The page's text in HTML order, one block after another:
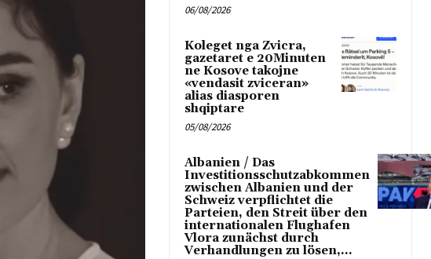
06/08/2026
Koleget nga Zvicra,
gazetaret e 20Minuten
ne Kosove takojne
«vendasit zviceran»
alias diasporen
shqiptare
05/08/2026
Albanien / Das
Investitionsschutzabkommen
zwischen Albanien und der
Schweiz verpflichtet die
Parteien, den Streit über den
internationalen Flughafen
Vlora zunächst durch
Verhandlungen zu lösen,...